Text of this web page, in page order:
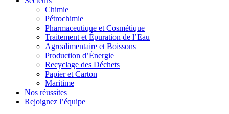
Chimie
Pétrochimie
Pharmaceutique et Cosmétique
Traitement et Épuration de l’Eau
Agroalimentaire et Boissons
Production d’Énergie
Recyclage des Déchets
Papier et Carton
Maritime
Nos réussites
Rejoignez l’équipe